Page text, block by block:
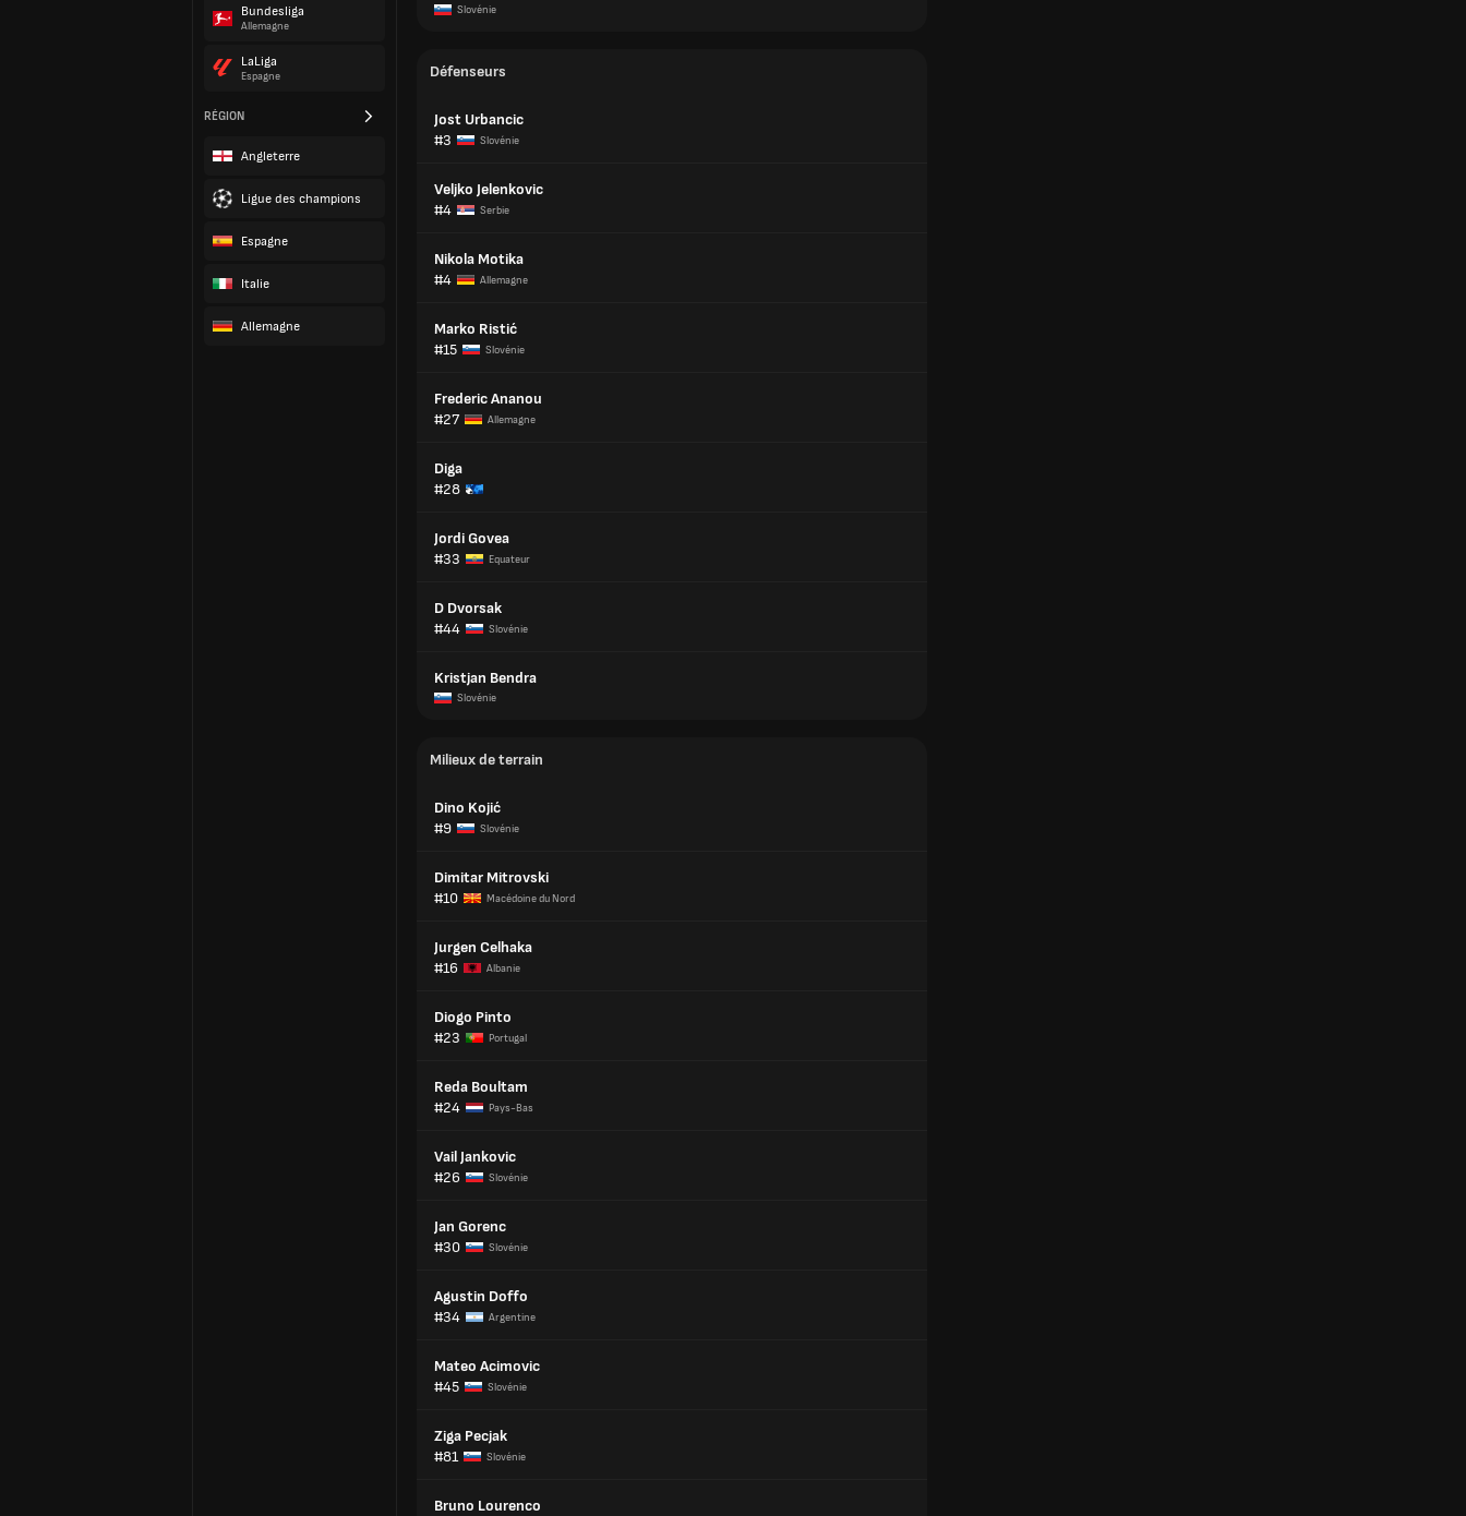
Bundesliga
Allemagne
LaLiga
Espagne
RÉGION
Angleterre
Ligue des champions
Espagne
Italie
Allemagne
Slovénie
Défenseurs
Jost Urbancic
#3
Slovénie
Veljko Jelenkovic
#4
Serbie
Nikola Motika
#4
Allemagne
Marko Ristić
#15
Slovénie
Frederic Ananou
#27
Allemagne
Diga
#28
Jordi Govea
#33
Equateur
D Dvorsak
#44
Slovénie
Kristjan Bendra
Slovénie
Milieux de terrain
Dino Kojić
#9
Slovénie
Dimitar Mitrovski
#10
Macédoine du Nord
Jurgen Celhaka
#16
Albanie
Diogo Pinto
#23
Portugal
Reda Boultam
#24
Pays-Bas
Vail Jankovic
#26
Slovénie
Jan Gorenc
#30
Slovénie
Agustin Doffo
#34
Argentine
Mateo Acimovic
#45
Slovénie
Ziga Pecjak
#81
Slovénie
Bruno Lourenco